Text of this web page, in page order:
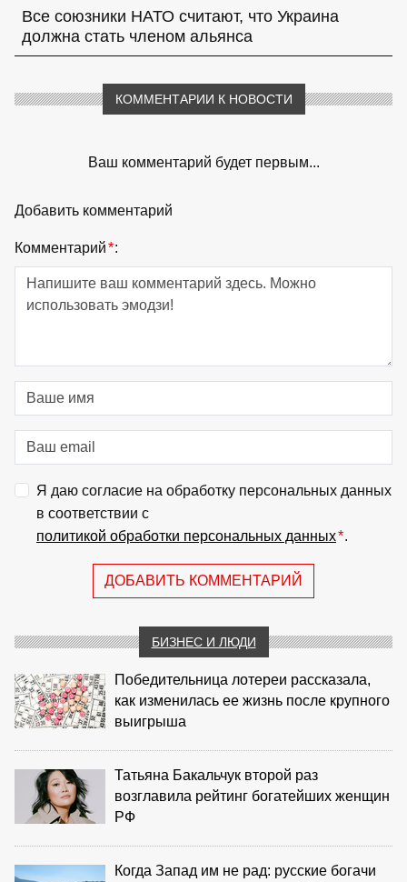
Все союзники НАТО считают, что Украина
должна стать членом альянса
КОММЕНТАРИИ К НОВОСТИ
Ваш комментарий будет первым...
Добавить комментарий
Комментарий*:
Я даю согласие на обработку персональных данных
в соответствии с
политикой обработки персональных данных*.
ДОБАВИТЬ КОММЕНТАРИЙ
БИЗНЕС И ЛЮДИ
Победительница лотереи рассказала,
как изменилась ее жизнь после крупного
выигрыша
Татьяна Бакальчук второй раз
возглавила рейтинг богатейших женщин
РФ
Когда Запад им не рад: русские богачи